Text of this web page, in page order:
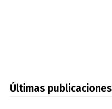
Últimas publicaciones